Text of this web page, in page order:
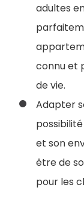
adultes
connu et
de vie.
Adapter
et son
être de
pour les